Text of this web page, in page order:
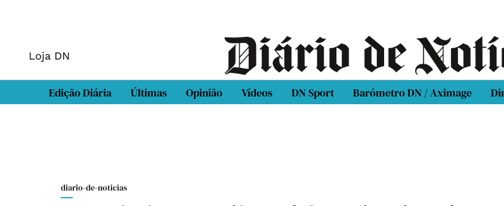
Loja DN
Edição Diária Últimas Opinião Vídeos DN Sport Barómetro DN / Aximage
diario-de-noticias